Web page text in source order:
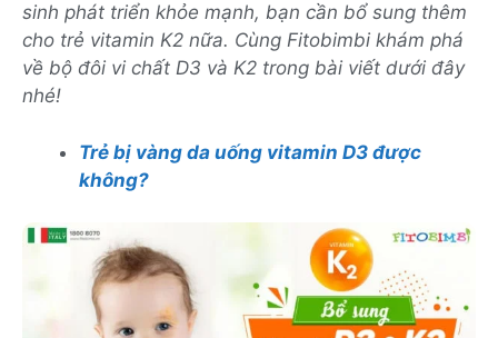
sinh phát triển khỏe mạnh, bạn cần bổ sung thêm
cho trẻ vitamin K2 nữa. Cùng Fitobimbi khám phá
về bộ đôi vi chất D3 và K2 trong bài viết dưới đây
nhé!
Trẻ bị vàng da uống vitamin D3 được
không?